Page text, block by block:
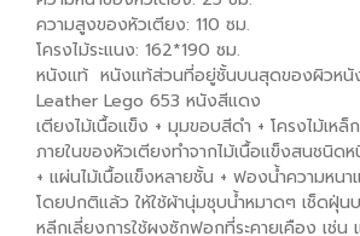
ความสูงของหัวเตียง: 110 ซม.
โครงไม้ระแนง: 162*190 ซม.
หนังแท้ หนังแท้ส่วนที่อยู่ชั้นบนสุดของผิวหนั
Leather Lego 653 หนังสีแดง
เตียงไม้เนื้อแข็ง + มุมขอบสีดำ + โครงไม้เหล็
ภายในของหัวเตียงทำจากไม้เนื้อแข็งสนชนิดห
+ แผ่นไม้เนื้อแข็งหลายชั้น + ฟองน้ำความหน
โดยปกติแล้ว ให้ใช้ผ้านุ่มชุบน้ำหมาดๆ เช็ดฝุ่น
หลีกเลี่ยงการใช้ผงซักฟอกที่ระคายเคือง เช่